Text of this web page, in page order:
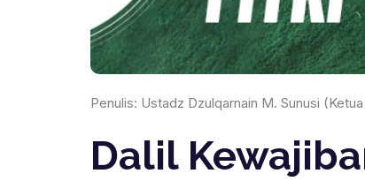
Penulis: Ustadz Dzulqarnain M. Sunusi
Dalil